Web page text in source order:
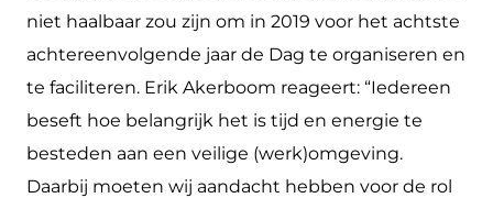
niet haalbaar zou zijn om in 2019 voor het achtste
achtereenvolgende jaar de Dag te organiseren en
te faciliteren. Erik Akerboom reageert: “Iedereen
beseft hoe belangrijk het is tijd en energie te
besteden aan een veilige (werk)omgeving.
Daarbij moeten wij aandacht hebben voor de rol